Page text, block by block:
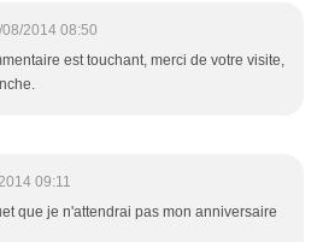
08/2014 08:50
est touchant, merci de votre visite,
09:11
que je n'attendrai pas mon anniversaire